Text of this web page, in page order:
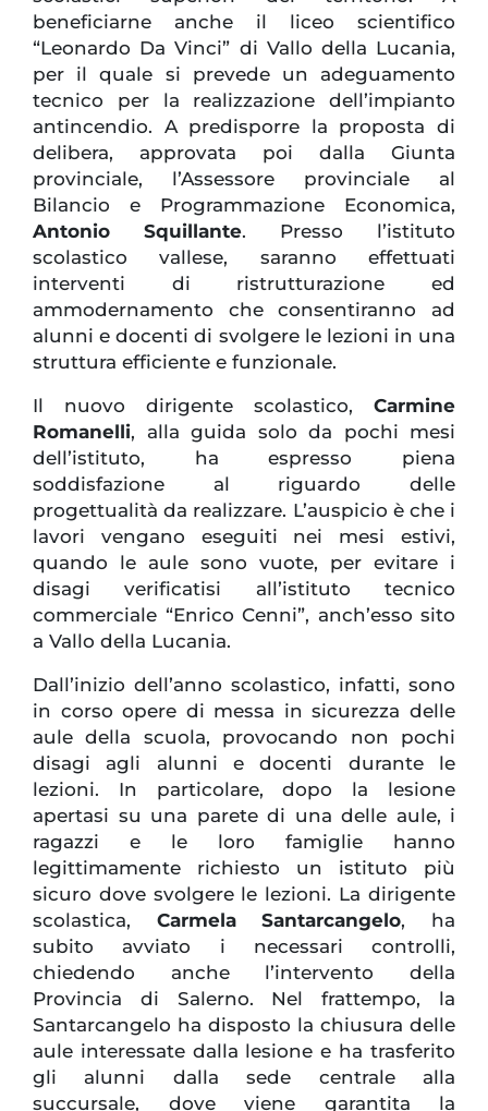
beneficiarne anche il liceo scientifico
“Leonardo Da Vinci” di Vallo della Lucania,
per il quale si prevede un adeguamento
tecnico per la realizzazione dell’impianto
antincendio. A predisporre la proposta di
delibera, approvata poi dalla Giunta
provinciale, l’Assessore provinciale al
Bilancio e Programmazione Economica,
Antonio Squillante. Presso l’istituto
scolastico vallese, saranno effettuati
interventi di ristrutturazione ed
ammodernamento che consentiranno ad
alunni e docenti di svolgere le lezioni in una
struttura efficiente e funzionale.
Il nuovo dirigente scolastico, Carmine
Romanelli, alla guida solo da pochi mesi
dell’istituto, ha espresso piena
soddisfazione al riguardo delle
progettualità da realizzare. L’auspicio è che i
lavori vengano eseguiti nei mesi estivi,
quando le aule sono vuote, per evitare i
disagi verificatisi all’istituto tecnico
commerciale “Enrico Cenni”, anch’esso sito
a Vallo della Lucania.
Dall’inizio dell’anno scolastico, infatti, sono
in corso opere di messa in sicurezza delle
aule della scuola, provocando non pochi
disagi agli alunni e docenti durante le
lezioni. In particolare, dopo la lesione
apertasi su una parete di una delle aule, i
ragazzi e le loro famiglie hanno
legittimamente richiesto un istituto più
sicuro dove svolgere le lezioni. La dirigente
scolastica, Carmela Santarcangelo, ha
subito avviato i necessari controlli,
chiedendo anche l’intervento della
Provincia di Salerno. Nel frattempo, la
Santarcangelo ha disposto la chiusura delle
aule interessate dalla lesione e ha trasferito
gli alunni dalla sede centrale alla
succursale, dove viene garantita la